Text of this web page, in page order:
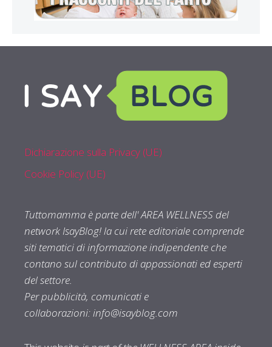
Dichiarazione sulla Privacy (UE)
Cookie Policy (UE)
Tuttomamma è parte dell' AREA WELLNESS del
network IsayBlog! la cui rete editoriale comprende
siti tematici di informazione indipendente che
contano sul contributo di appassionati ed esperti
del settore.
Per pubblicità, comunicati e
collaborazioni:info@isayblog.com